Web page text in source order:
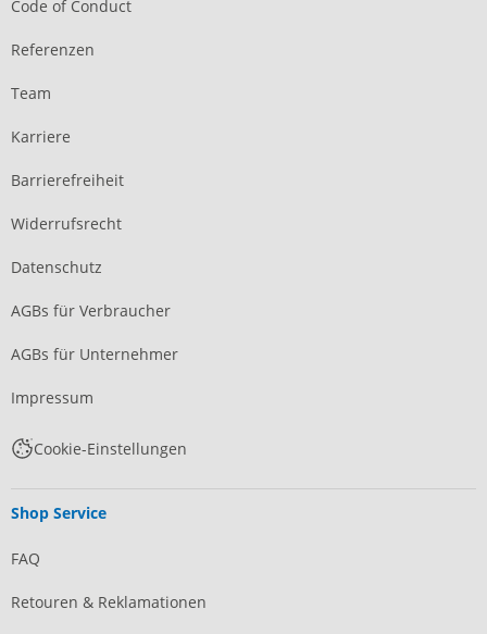
Code of Conduct
Referenzen
Team
Karriere
Barrierefreiheit
Widerrufsrecht
Datenschutz
AGBs für Verbraucher
AGBs für Unternehmer
Impressum
Cookie-Einstellungen
Shop Service
FAQ
Retouren & Reklamationen